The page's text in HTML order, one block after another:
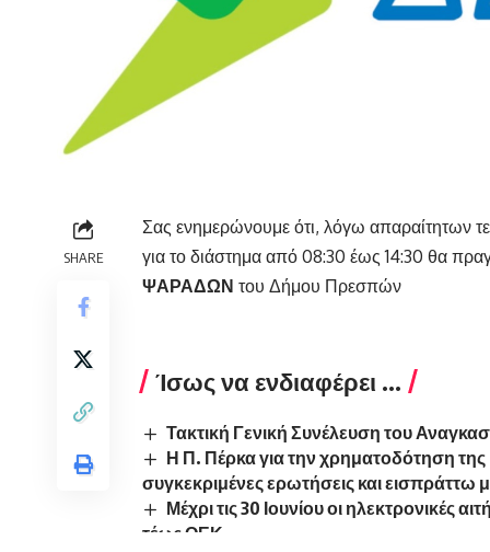
SHARE
Σας ενημερώνουμε ότι, λόγω απαραίτητων
για το διάστημα από 08:30 έως 14:30 θα
ΨΑΡΑΔΩΝ του Δήμου Πρεσπών
Ίσως να ενδιαφέρει ...
Τακτική Γενική Συνέλευση του
Η Π. Πέρκα για την χρηματοδότηση της
συγκεκριμένες ερωτήσεις και εισπράττω
Μέχρι τις 30 Ιουνίου οι ηλεκτρονικές
τέως ΟΕΚ